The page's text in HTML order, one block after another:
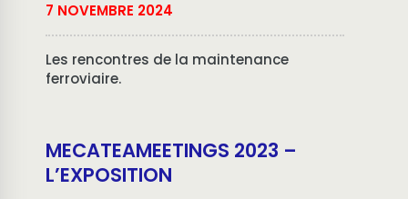
7 NOVEMBRE 2024
Les rencontres de la maintenance
ferroviaire.
MECATEAMEETINGS 2023 –
L’EXPOSITION